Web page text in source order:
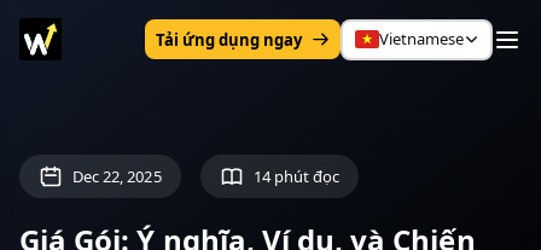
Tải ứng dụng ngay Vietnamese
Dec 22, 2025 14 phút đọc
Giá Gói: Ý nghĩa, Ví dụ, và Chiến